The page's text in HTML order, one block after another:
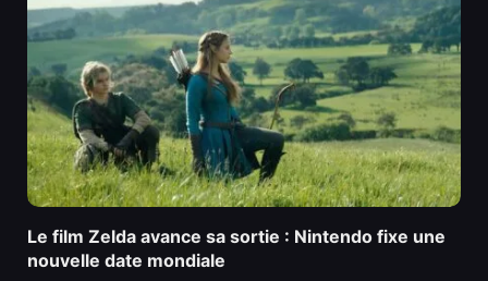
Le film Zelda avance sa sortie : Nintendo fixe une
nouvelle date mondiale